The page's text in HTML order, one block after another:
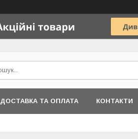
ДОСТАВКА ТА ОПЛАТА КОНТАКТИ